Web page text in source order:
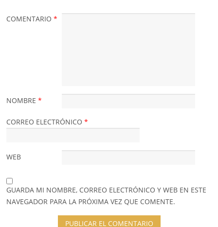
COMENTARIO*
NOMBRE*
CORREO ELECTRÓNICO*
WEB
GUARDA MI NOMBRE, CORREO ELECTRÓNICO Y WEB EN ESTE
NAVEGADOR PARA LA PRÓXIMA VEZ QUE COMENTE.